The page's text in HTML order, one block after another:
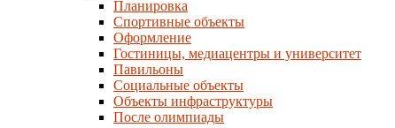
Планировка
Спортивные объекты
Оформление
Гостиницы, медиацентры и университет
Павильоны
Социальные объекты
Объекты инфраструктуры
После олимпиады